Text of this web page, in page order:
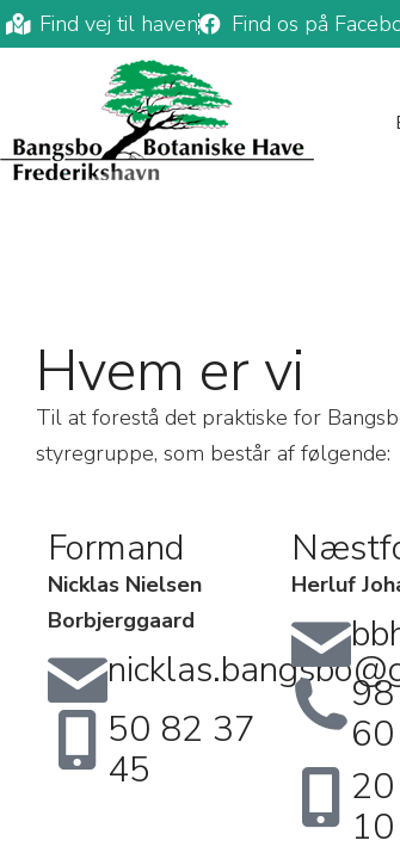
Find vej til haven Find os på
Hvem er vi
Til at forestå det praktiske for
styregruppe, som består af følgende:
Formand
Nicklas Nielsen
Borbjerggaard
50 82 37
45
Herluf
60
10